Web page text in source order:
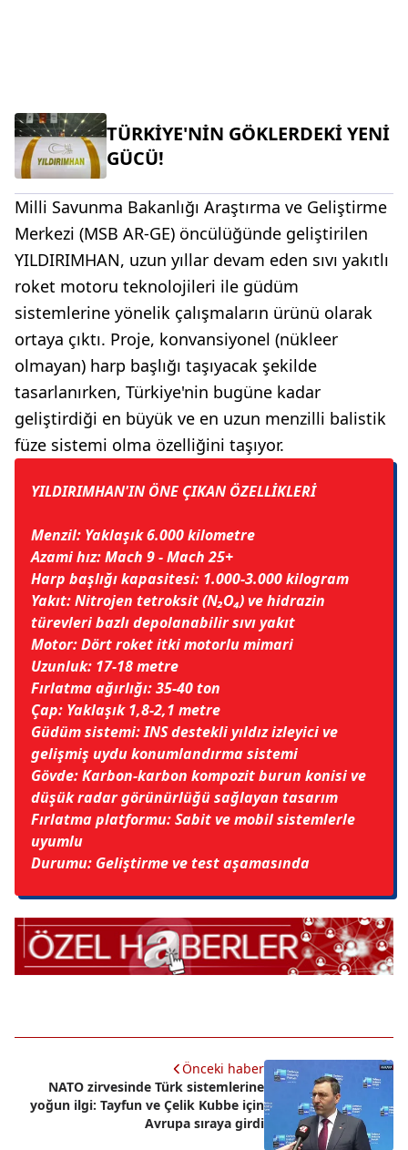
TÜRKİYE'NİN GÖKLERDEKİ YENİ
GÜCÜ!
Milli Savunma Bakanlığı Araştırma ve Geliştirme
Merkezi (MSB AR-GE) öncülüğünde geliştirilen
YILDIRIMHAN, uzun yıllar devam eden sıvı yakıtlı
roket motoru teknolojileri ile güdüm
sistemlerine yönelik çalışmaların ürünü olarak
ortaya çıktı. Proje, konvansiyonel (nükleer
olmayan) harp başlığı taşıyacak şekilde
tasarlanırken, Türkiye'nin bugüne kadar
geliştirdiği en büyük ve en uzun menzilli balistik
füze sistemi olma özelliğini taşıyor.
YILDIRIMHAN'IN ÖNE ÇIKAN ÖZELLİKLERİ
Menzil: Yaklaşık 6.000 kilometre
Azami hız: Mach 9 - Mach 25+
Harp başlığı kapasitesi: 1.000-3.000 kilogram
Yakıt: Nitrojen tetroksit (N₂O₄) ve hidrazin
türevleri bazlı depolanabilir sıvı yakıt
Motor: Dört roket itki motorlu mimari
Uzunluk: 17-18 metre
Fırlatma ağırlığı: 35-40 ton
Çap: Yaklaşık 1,8-2,1 metre
Güdüm sistemi: INS destekli yıldız izleyici ve
gelişmiş uydu konumlandırma sistemi
Gövde: Karbon-karbon kompozit burun konisi ve
düşük radar görünürlüğü sağlayan tasarım
Fırlatma platformu: Sabit ve mobil sistemlerle
uyumlu
Durumu: Geliştirme ve test aşamasında
Önceki haber
NATO zirvesinde Türk sistemlerine
yoğun ilgi: Tayfun ve Çelik Kubbe için
Avrupa sıraya girdi